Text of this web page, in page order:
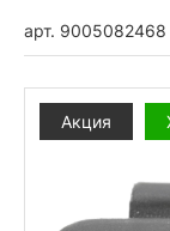
арт. 9005082468
Акция